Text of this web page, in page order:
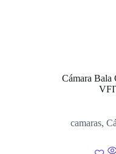
Cámara
camaras,